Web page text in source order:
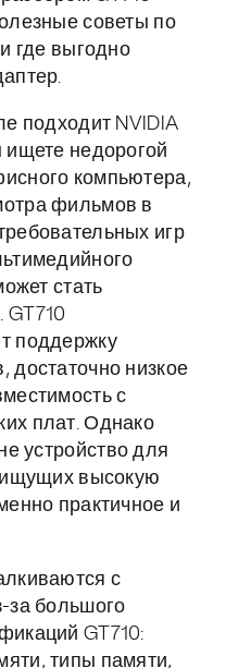
советы по
где выгодно
подходит NVIDIA
ищете недорогой
компьютера,
фильмов в
игр
стать
поддержку
достаточно низкое
с
плат. Однако
устройство для
ищущих высокую
практичное и
с
за большого
GT710:
типы памяти,